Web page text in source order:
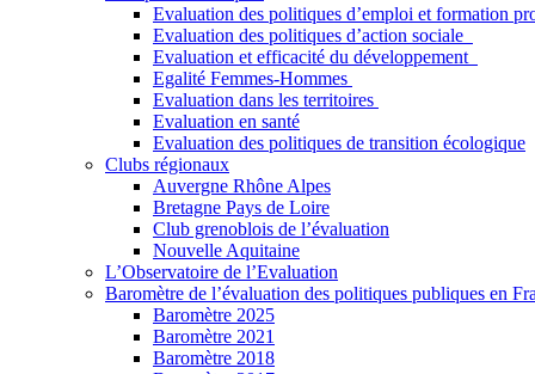
Evaluation des politiques d’emploi et formation
Evaluation des politiques d’action sociale
Evaluation et efficacité du développement
Egalité Femmes-Hommes
Evaluation dans les territoires
Evaluation en santé
Evaluation des politiques de transition écologique
Clubs régionaux
Auvergne Rhône Alpes
Bretagne Pays de Loire
Club grenoblois de l’évaluation
Nouvelle Aquitaine
L’Observatoire de l’Evaluation
Baromètre de l’évaluation des politiques publiques en
Baromètre 2025
Baromètre 2021
Baromètre 2018